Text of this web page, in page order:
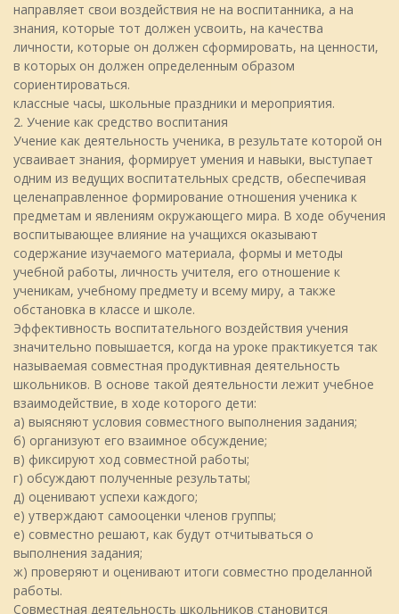
направляет свои воздействия не на воспитанника, а на
знания, которые тот должен усвоить, на качества
личности, которые он должен сформировать, на ценности,
в которых он должен определенным образом
сориентироваться.
классные часы, школьные праздники и мероприятия.
2. Учение как средство воспитания
Учение как деятельность ученика, в результате которой он
усваивает знания, формирует умения и навыки, выступает
одним из ведущих воспитательных средств, обеспечивая
целенаправленное формирование отношения ученика к
предметам и явлениям окружающего мира. В ходе обучения
воспитывающее влияние на учащихся оказывают
содержание изучаемого материала, формы и методы
учебной работы, личность учителя, его отношение к
ученикам, учебному предмету и всему миру, а также
обстановка в классе и школе.
Эффективность воспитательного воздействия учения
значительно повышается, когда на уроке практикуется так
называемая совместная продуктивная деятельность
школьников. В основе такой деятельности лежит учебное
взаимодействие, в ходе которого дети:
а) выясняют условия совместного выполнения задания;
б) организуют его взаимное обсуждение;
в) фиксируют ход совместной работы;
г) обсуждают полученные результаты;
д) оценивают успехи каждого;
е) утверждают самооценки членов группы;
е) совместно решают, как будут отчитываться о
выполнения задания;
ж) проверяют и оценивают итоги совместно проделанной
работы.
Совместная деятельность школьников становится